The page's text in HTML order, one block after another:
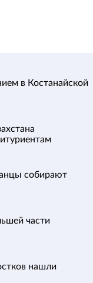
в Костанайской
собирают
части
нашли